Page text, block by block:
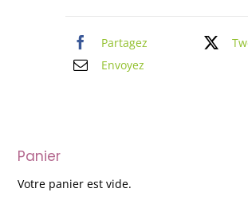
Partagez
Envoyez
Panier
Votre panier est vide.